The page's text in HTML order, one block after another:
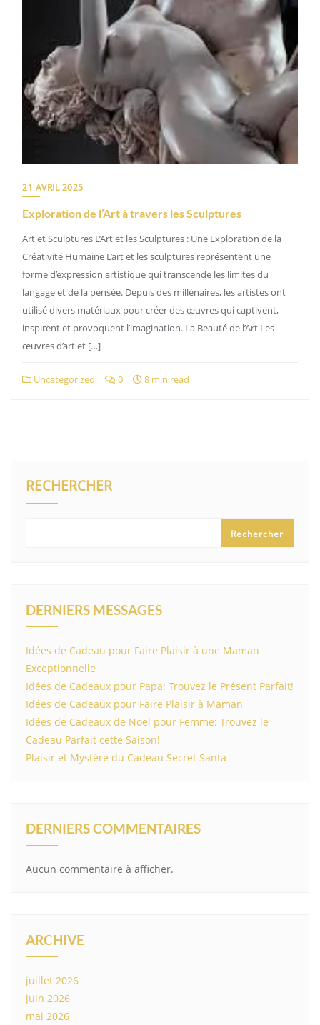
21 AVRIL 2025
Exploration de l’Art à travers les Sculptures
Art et Sculptures L’Art et les Sculptures : Une Exploration de la
Créativité Humaine L’art et les sculptures représentent une
forme d’expression artistique qui transcende les limites du
langage et de la pensée. Depuis des millénaires, les artistes ont
utilisé divers matériaux pour créer des œuvres qui captivent,
inspirent et provoquent l’imagination. La Beauté de l’Art Les
œuvres d’art et […]
Uncategorized 0 8 min read
RECHERCHER
Rechercher
DERNIERS MESSAGES
Idées de Cadeau pour Faire Plaisir à une Maman
Exceptionnelle
Idées de Cadeaux pour Papa: Trouvez le Présent Parfait!
Idées de Cadeaux pour Faire Plaisir à Maman
Idées de Cadeaux de Noël pour Femme: Trouvez le
Cadeau Parfait cette Saison!
Plaisir et Mystère du Cadeau Secret Santa
DERNIERS COMMENTAIRES
Aucun commentaire à afficher.
ARCHIVE
juillet 2026
juin 2026
mai 2026